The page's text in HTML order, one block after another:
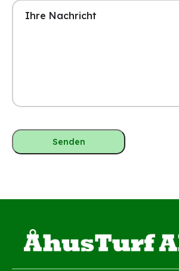
Ihre
Nachricht (erforderlich)